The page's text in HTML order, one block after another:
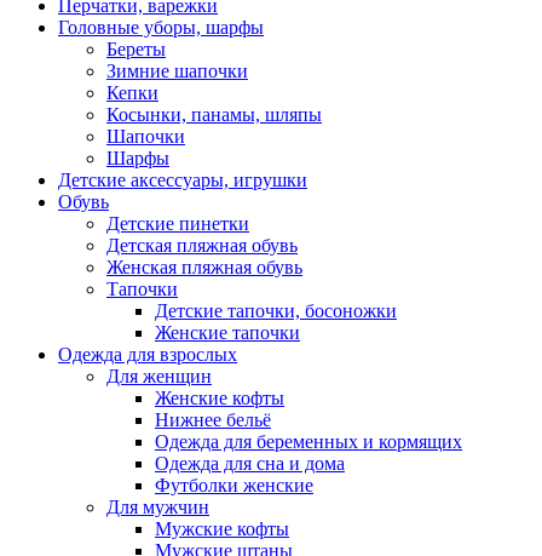
Перчатки, варежки
Головные уборы, шарфы
Береты
Зимние шапочки
Кепки
Косынки, панамы, шляпы
Шапочки
Шарфы
Детские аксессуары, игрушки
Обувь
Детские пинетки
Детская пляжная обувь
Женская пляжная обувь
Тапочки
Детские тапочки, босоножки
Женские тапочки
Одежда для взрослых
Для женщин
Женские кофты
Нижнее бельё
Одежда для беременных и кормящих
Одежда для сна и дома
Футболки женские
Для мужчин
Мужские кофты
Мужские штаны